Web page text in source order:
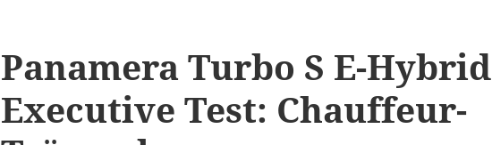
Panamera Turbo S E-Hybrid
Executive Test: Chauffeur-